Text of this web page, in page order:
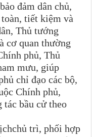
đảm dân chủ,
tiết kiệm và
Thủ tướng
cơ quan thường
phủ, Thủ
mưu, giúp
chỉ đạo các bộ,
Chính phủ,
tác bầu cử theo
trì, phối hợp